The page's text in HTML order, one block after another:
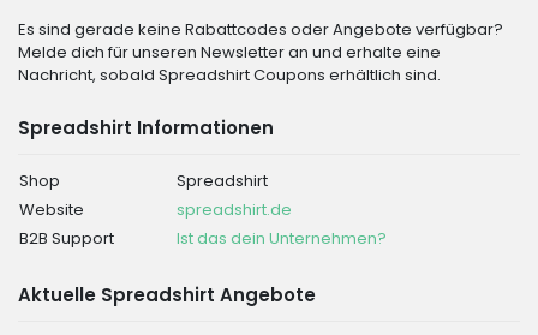
Es sind gerade keine Rabattcodes oder Angebote verfügbar?
Melde dich für unseren Newsletter an und erhalte eine
Nachricht, sobald Spreadshirt Coupons erhältlich sind.
Spreadshirt Informationen
Shop
Spreadshirt
Website
spreadshirt.de
B2B Support
Ist das dein Unternehmen?
Aktuelle Spreadshirt Angebote